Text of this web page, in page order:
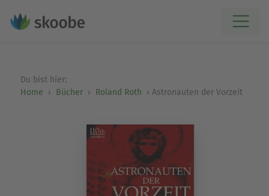
Du bist hier:
Home
Bücher Roland Roth Astronauten der Vorzeit